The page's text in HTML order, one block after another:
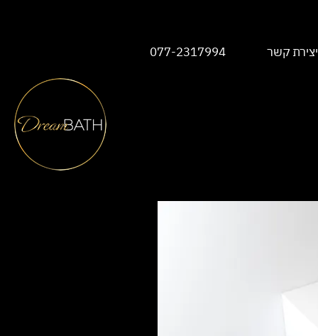
יצירת קשר 077-2317994